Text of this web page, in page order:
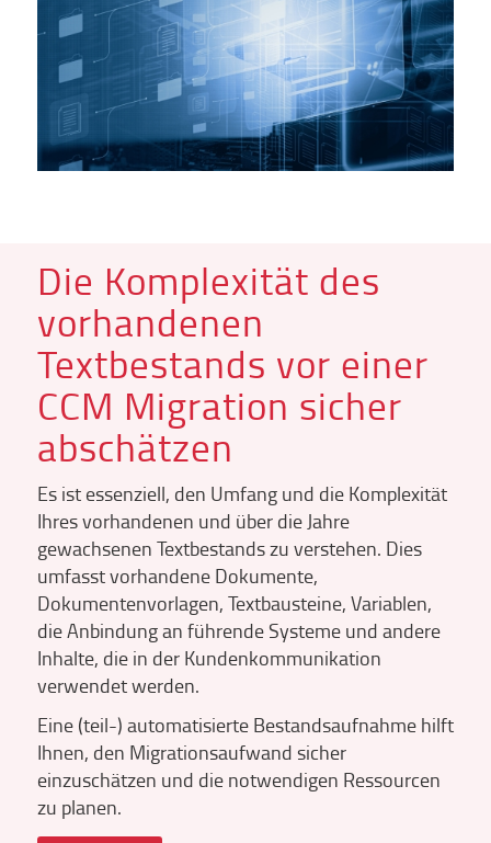
Die Komplexität des
vorhandenen
Textbestands vor einer
CCM Migration sicher
abschätzen
Es ist essenziell, den Umfang und die Komplexität
Ihres vorhandenen und über die Jahre
gewachsenen Textbestands zu verstehen. Dies
umfasst vorhandene Dokumente,
Dokumentenvorlagen, Textbausteine, Variablen,
die Anbindung an führende Systeme und andere
Inhalte, die in der Kundenkommunikation
verwendet werden.
Eine (teil-) automatisierte Bestandsaufnahme hilft
Ihnen, den Migrationsaufwand sicher
einzuschätzen und die notwendigen Ressourcen
zu planen.